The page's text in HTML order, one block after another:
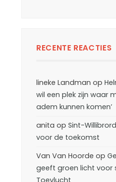
RECENTE REACTIES
lineke Landman op
wil een plek zijn waar
adem kunnen komen’
anita op Sint-
voor de toekomst
Van Van Hoorde op
geeft groen licht voor